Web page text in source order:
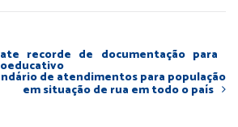
recorde de documentação para
de atendimentos para população
em situação de rua em todo o país